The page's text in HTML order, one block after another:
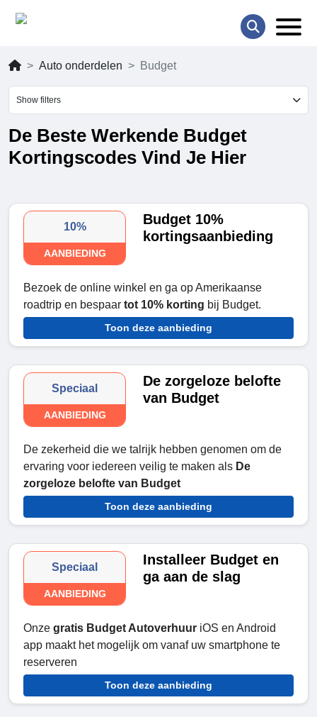
Auto onderdelen Budget
Show filters
De Beste Werkende Budget
Kortingscodes Vind Je Hier
10%
AANBIEDING
Budget 10%
kortingsaanbieding
Bezoek de online winkel en ga op Amerikaanse
roadtrip en bespaar tot 10% korting bij Budget.
Toon deze aanbieding
Speciaal
AANBIEDING
De zorgeloze belofte
van Budget
De zekerheid die we talrijk hebben genomen om de
ervaring voor iedereen veilig te maken als De
zorgeloze belofte van Budget
Toon deze aanbieding
Speciaal
AANBIEDING
Installeer Budget en
ga aan de slag
Onze gratis Budget Autoverhuur iOS en Android
app maakt het mogelijk om vanaf uw smartphone te
reserveren
Toon deze aanbieding